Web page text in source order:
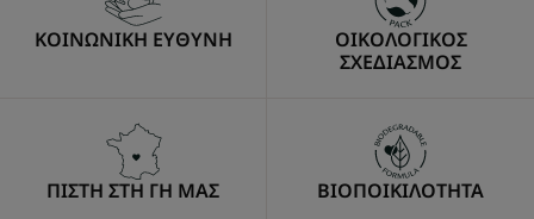
ΚΟΙΝΩΝΙΚΗ ΕΥΘΥΝΗ
ΟΙΚΟΛΟΓΙΚΟΣ
ΣΧΕΔΙΑΣΜΟΣ
ΠΙΣΤΗ ΣΤΗ ΓΗ ΜΑΣ ΒΙΟΠΟΙΚΙΛΟΤΗΤΑ